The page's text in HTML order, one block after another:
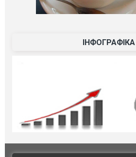
ІНФОГРАФІКА